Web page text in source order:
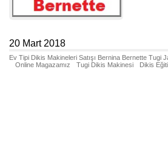
20 Mart 2018
Ev Tipi Dikis Makineleri Satışı Bernina Bernette
Online Magazamız
Tugi Dikis Makinesi Dikis